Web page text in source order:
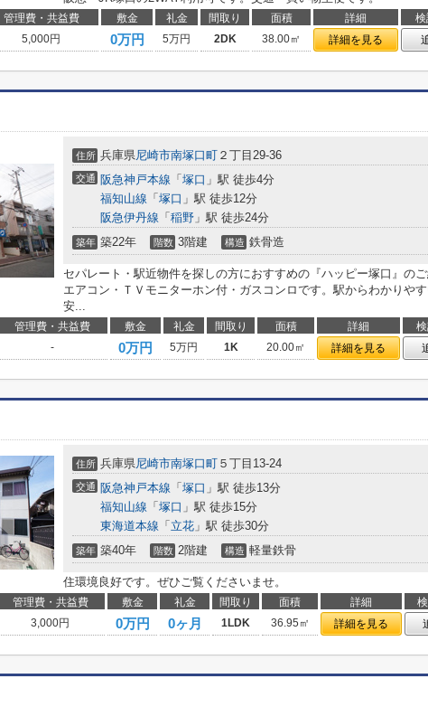
管理費・共益費 敷金 礼金 間取り 面積 詳細
検
5,000円 0万円 5万円 2DK 38.00㎡ 詳細を見る
住所 兵庫県尼崎市南塚口町 ２丁目29-36
交通 阪急神戸本線 「 塚口 」駅 徒歩4分
福知山線 「 塚口 」駅 徒歩12分
阪急伊丹線 「 稲野 」駅 徒歩24分
築年 築22年 階数 3階建 構造 鉄骨造
セパレート・駅近物件を探しの方におすすめの『ハッピー塚口』のご
エアコン・ＴＶモニターホン付・ガスコンロです。駅からわかりや
安...
管理費・共益費 敷金 礼金 間取り 面積 詳細
- 0万円 5万円 1K 20.00㎡ 詳細を見る
住所 兵庫県尼崎市南塚口町 ５丁目13-24
交通 阪急神戸本線 「 塚口 」駅 徒歩13分
福知山線 「 塚口 」駅 徒歩15分
東海道本線 「 立花 」駅 徒歩30分
築年 築40年 階数 2階建 構造 軽量鉄骨
住環境良好です。ぜひご覧くださいませ。
管理費・共益費 敷金 礼金 間取り 面積 詳細
3,000円 0万円 0ヶ月 1LDK 36.95㎡ 詳細を見る